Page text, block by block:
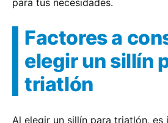
para tus necesidades.
Factores a
elegir un sillín
triatlón
Al elegir un sillín para triatlón,